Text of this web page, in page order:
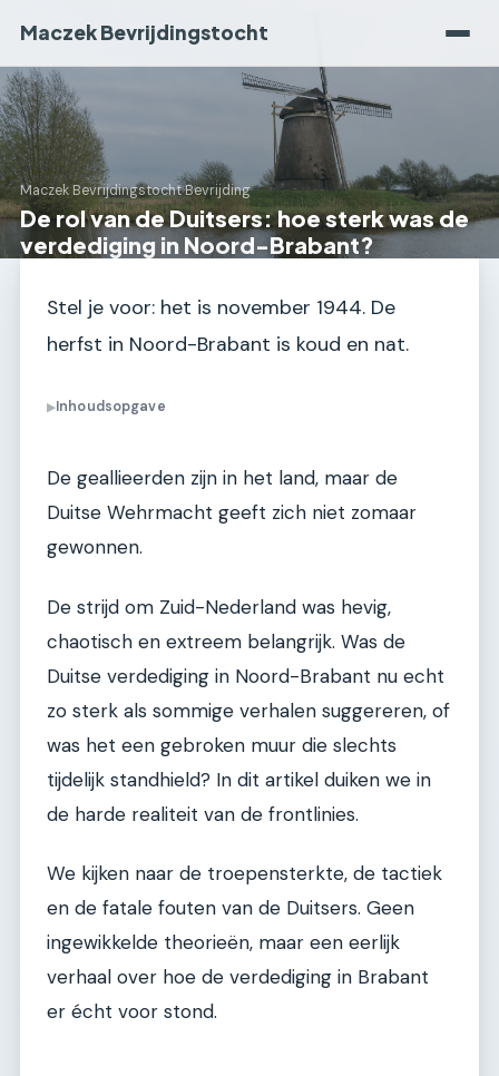
Maczek Bevrijdingstocht
Maczek Bevrijdingstocht›Bevrijding
De rol van de Duitsers: hoe sterk was de
verdediging in Noord-Brabant?
Stel je voor: het is november 1944. De
herfst in Noord-Brabant is koud en nat.
▶Inhoudsopgave
De geallieerden zijn in het land, maar de
Duitse Wehrmacht geeft zich niet zomaar
gewonnen.
De strijd om Zuid-Nederland was hevig,
chaotisch en extreem belangrijk. Was de
Duitse verdediging in Noord-Brabant nu echt
zo sterk als sommige verhalen suggereren, of
was het een gebroken muur die slechts
tijdelijk standhield? In dit artikel duiken we in
de harde realiteit van de frontlinies.
We kijken naar de troepensterkte, de tactiek
en de fatale fouten van de Duitsers. Geen
ingewikkelde theorieën, maar een eerlijk
verhaal over hoe de verdediging in Brabant
er écht voor stond.